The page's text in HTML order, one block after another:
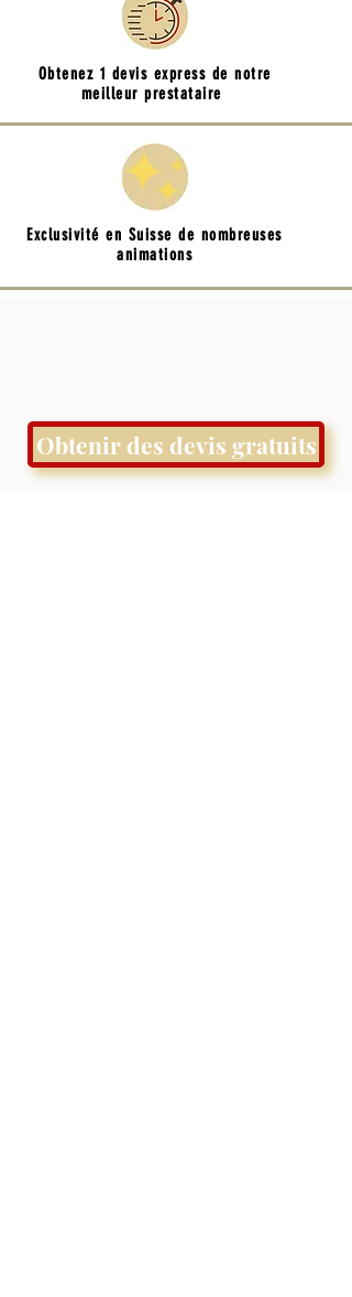
Obtenez 1 devis express de notre
meilleur prestataire
Exclusivité en Suisse de nombreuses
animations
Obtenir des devis gratuits